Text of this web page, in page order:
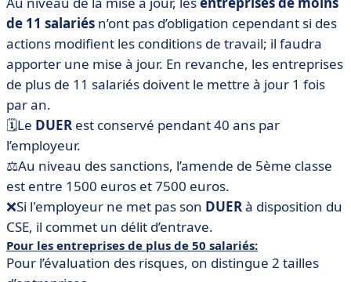
de 11 salariés n’ont pas d’obligation cependant si des
actions modifient les conditions de travail; il faudra
apporter une mise à jour. En revanche, les entreprises
de plus de 11 salariés doivent le mettre à jour 1 fois
par an.
🗓Le DUER est conservé pendant 40 ans par
l’employeur.
⚖️Au niveau des sanctions, l’amende de 5ème classe
est entre 1500 euros et 7500 euros.
❌Si l'employeur ne met pas son DUERà disposition du
CSE, il commet un délit d’entrave.
Pour les entreprises de plus de 50 salariés:
Pour l’évaluation des risques, on distingue 2 tailles